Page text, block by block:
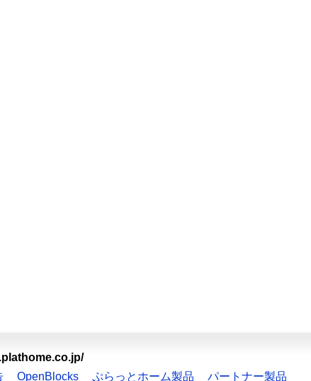
OpenBlocks ぷらっとホーム製品 パートナー製品